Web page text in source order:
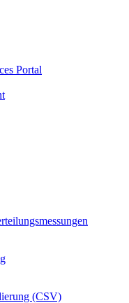
Portal
(CSV)